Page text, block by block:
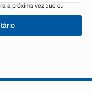
a próxima vez que eu